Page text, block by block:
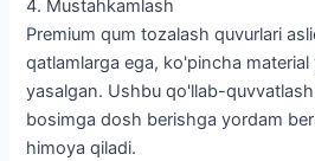
4. Mustahkamlash
Premium qum tozalash quvurlari
qatlamlarga ega, ko'pincha
yasalgan. Ushbu qo'llab-
bosimga dosh berishga yordam
himoya qiladi.